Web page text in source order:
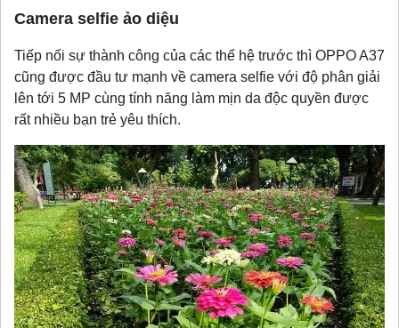
Camera selfie ảo diệu
Tiếp nối sự thành công của các thế hệ trước thì OPPO A37
cũng được đầu tư mạnh về camera selfie với độ phân giải
lên tới 5 MP cùng tính năng làm mịn da độc quyền được
rất nhiều bạn trẻ yêu thích.